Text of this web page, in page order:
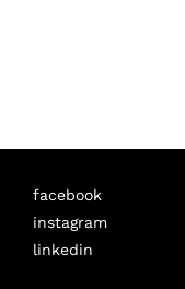
facebook
instagram
linkedin